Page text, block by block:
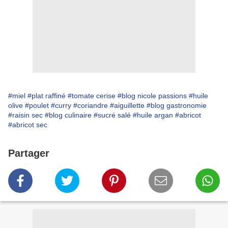
#miel #plat raffiné #tomate cerise #blog nicole passions #huile
olive #poulet #curry #coriandre #aiguillette #blog gastronomie
#raisin sec #blog culinaire #sucré salé #huile argan #abricot
#abricot sec
Partager